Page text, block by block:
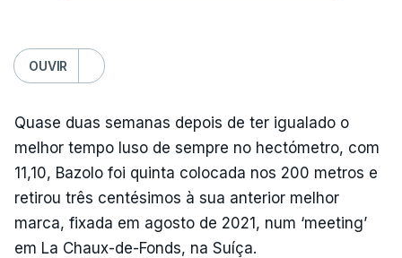
OUVIR
Quase duas semanas depois de ter igualado o
melhor tempo luso de sempre no hectómetro, com
11,10, Bazolo foi quinta colocada nos 200 metros e
retirou três centésimos à sua anterior melhor
marca, fixada em agosto de 2021, num ‘meeting’
em La Chaux-de-Fonds, na Suíça.